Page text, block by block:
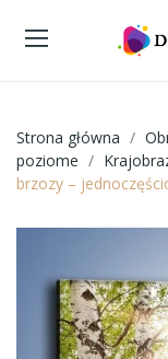
Strona główna
poziome
brzozy –